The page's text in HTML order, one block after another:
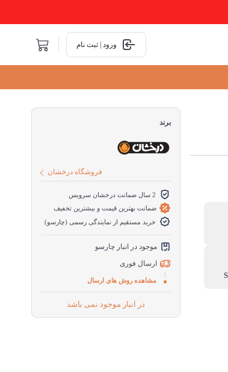
ورود | ثبت نام
برند
فروشگاه درخشان
2 سال ضمانت درخشان سرویس
ضمانت بهترین قیمت و بیشترین تخفیف
خرید مستقیم از نمایندگی رسمی (چارسو)
موجود در انبار چارسو
ارسال فوری
مشاهده روش های ارسال
در انبار موجود نمی باشد